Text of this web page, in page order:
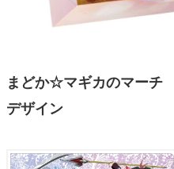
まどか☆マギカのマーチ
デザイン